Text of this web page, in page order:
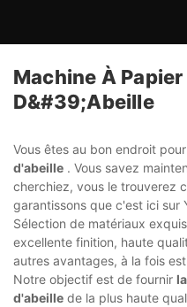
Machine À Papier
D&#39;abeille
Vous êtes au bon endroit pour
d'abeille . Vous savez
cherchiez, vous le trouverez
garantissons que c'est ici sur
Sélection de matériaux
excellente finition, haute
autres avantages, à la fois
Notre objectif est de fournir
d'abeille de la plus haute